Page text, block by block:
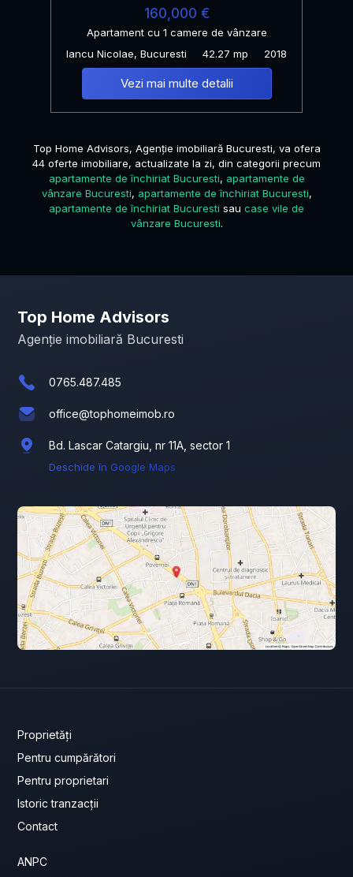
160,000 €
Apartament cu 1 camere de vânzare
Iancu Nicolae, Bucuresti
42.27 mp 2018
Vezi mai multe detalii
Top Home Advisors, Agenție imobiliară Bucuresti, va ofera
44 oferte imobiliare, actualizate la zi, din categorii precum
apartamente de închiriat Bucuresti, apartamente de
vânzare Bucuresti, apartamente de închiriat Bucuresti,
apartamente de închiriat Bucuresti sau case vile de
vânzare Bucuresti.
Top Home Advisors
Agenție imobiliară Bucuresti
0765.487.485
office@tophomeimob.ro
Bd. Lascar Catargiu, nr 11A, sector 1
Deschide în Google Maps
Proprietăți
Pentru cumpărători
Pentru proprietari
Istoric tranzacții
Contact
ANPC